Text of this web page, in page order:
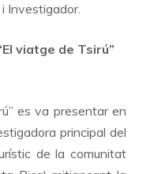
Investigador.
viatge de Tsirú”
es va presentar en
principal del
de la comunitat